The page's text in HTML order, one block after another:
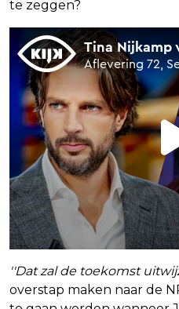
te zeggen?
''Dat zal de toekomst
overstap maken naar de